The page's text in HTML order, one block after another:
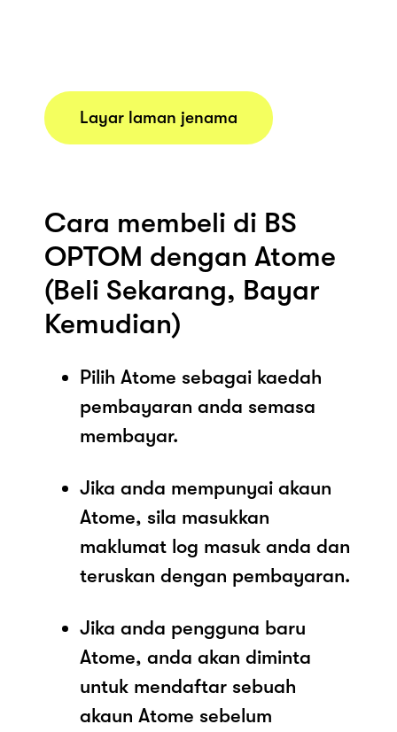
Layar laman jenama
Cara membeli di BS
OPTOM dengan Atome
(Beli Sekarang, Bayar
Kemudian)
Pilih Atome sebagai kaedah
pembayaran anda semasa
membayar.
Jika anda mempunyai akaun
Atome, sila masukkan
maklumat log masuk anda dan
teruskan dengan pembayaran.
Jika anda pengguna baru
Atome, anda akan diminta
untuk mendaftar sebuah
akaun Atome sebelum